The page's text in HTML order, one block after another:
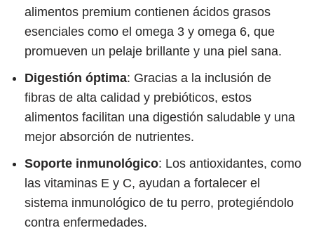
alimentos premium contienen ácidos grasos
esenciales como el omega 3 y omega 6, que
promueven un pelaje brillante y una piel sana.
Digestión óptima: Gracias a la inclusión de
fibras de alta calidad y prebióticos, estos
alimentos facilitan una digestión saludable y una
mejor absorción de nutrientes.
Soporte inmunológico: Los antioxidantes, como
las vitaminas E y C, ayudan a fortalecer el
sistema inmunológico de tu perro, protegiéndolo
contra enfermedades.